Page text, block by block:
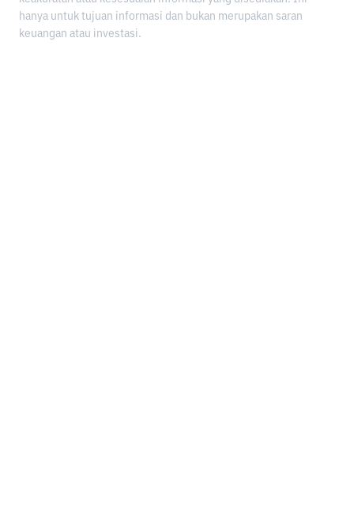
hanya untuk tujuan informasi dan bukan merupakan saran
keuangan atau investasi.